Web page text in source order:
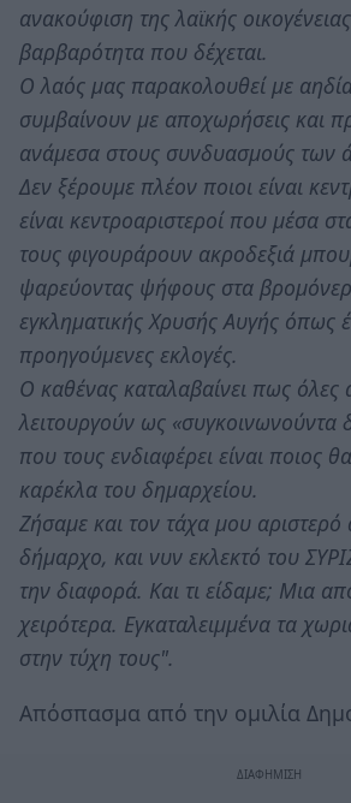
ανακούφιση της λαϊκής
βαρβαρότητα που δέχεται.
Ο λαός μας παρακολουθεί με
συμβαίνουν με αποχωρήσεις και
ανάμεσα στους συνδυασμούς των
Δεν ξέρουμε πλέον ποιοι είναι
είναι κεντροαριστεροί που μέσα
τους φιγουράρουν ακροδεξιά
ψαρεύοντας ψήφους στα
εγκληματικής Χρυσής Αυγής όπως
προηγούμενες εκλογές.
Ο καθένας καταλαβαίνει πως όλες
λειτουργούν ως «συγκοινωνούντα
που τους ενδιαφέρει είναι ποιος
καρέκλα του δημαρχείου.
Ζήσαμε και τον τάχα μου αριστερό
δήμαρχο, και νυν εκλεκτό του
την διαφορά. Και τι είδαμε; Μια
χειρότερα. Εγκαταλειμμένα τα
στην τύχη τους".
Απόσπασμα από την ομιλία